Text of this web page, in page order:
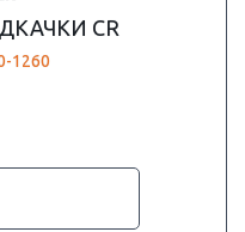
CR
1260